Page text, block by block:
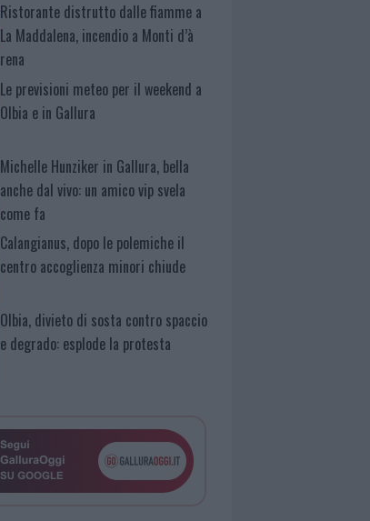
Ristorante distrutto dalle fiamme a
La Maddalena, incendio a Monti d’à
rena
Le previsioni meteo per il weekend a
Olbia e in Gallura
Michelle Hunziker in Gallura, bella
anche dal vivo: un amico vip svela
come fa
Calangianus, dopo le polemiche il
centro accoglienza minori chiude
Olbia, divieto di sosta contro spaccio
e degrado: esplode la protesta